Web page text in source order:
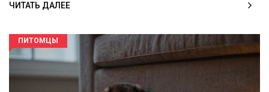
ЧИТАТЬ ДАЛЕЕ
ПИТОМЦЫ